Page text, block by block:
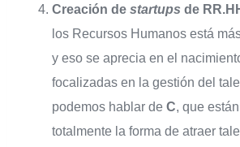
Creación de startups de
los Recursos Humanos está
y eso se aprecia en el
focalizadas en la gestión del
podemos hablar de C, que
totalmente la forma de atraer